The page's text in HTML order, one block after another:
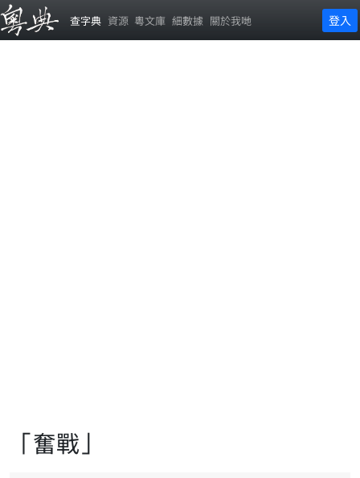
查字典 資源 粵文庫 細數據 關於我哋 登入
「奮戰」